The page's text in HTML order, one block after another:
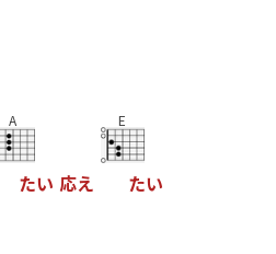
A
たい 応え
E
たい